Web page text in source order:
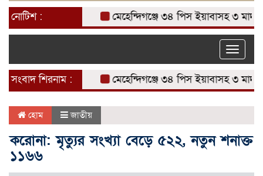
নোটিশ : মেহেন্দিগঞ্জে ৩৪ পিস ইয়াবাসহ ৩ মাদক
Toggle
সংবাদ শিরনাম :
মেহেন্দিগঞ্জে ৩৪ পিস ইয়াবাসহ ৩ মাদক
হোম জাতীয়
করোনা: মৃত্যুর সংখ্যা বেড়ে ৫২২, নতুন শনাক্ত
১১৬৬